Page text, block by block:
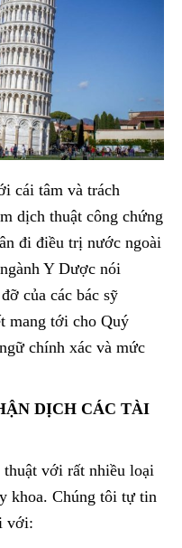
cái tâm và trách
dịch thuật công chứng
đi điều trị nước ngoài
Y Dược nói
của các bác sỹ
mang tới cho Quý
chính xác và mức
DỊCH CÁC TÀI
với rất nhiều loại
khoa. Chúng tôi tự tin
với: